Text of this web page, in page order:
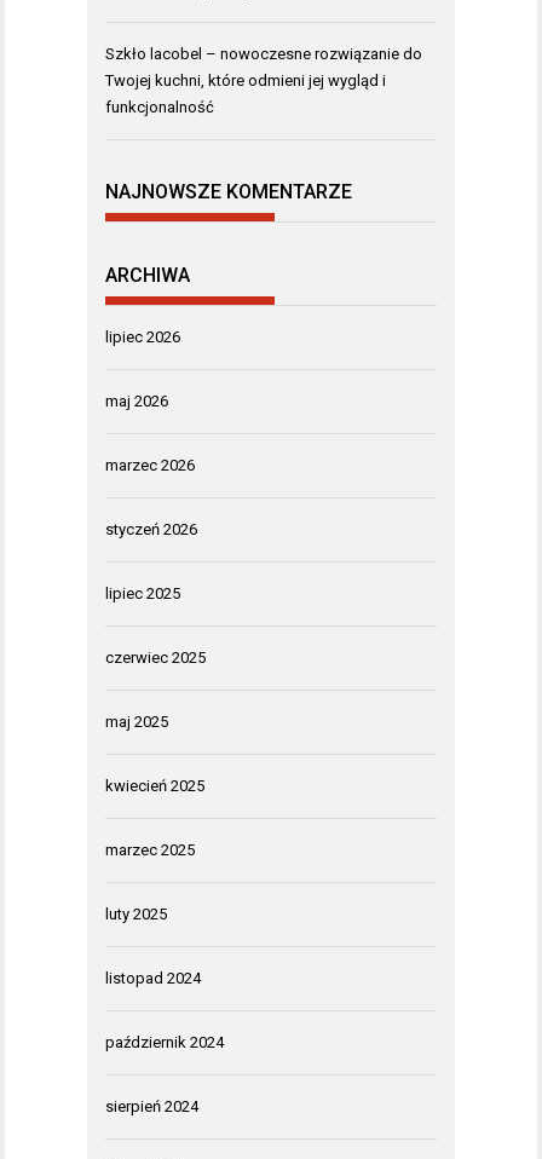
Szkło lacobel – nowoczesne rozwiązanie do
Twojej kuchni, które odmieni jej wygląd i
funkcjonalność
NAJNOWSZE KOMENTARZE
ARCHIWA
lipiec 2026
maj 2026
marzec 2026
styczeń 2026
lipiec 2025
czerwiec 2025
maj 2025
kwiecień 2025
marzec 2025
luty 2025
listopad 2024
październik 2024
sierpień 2024